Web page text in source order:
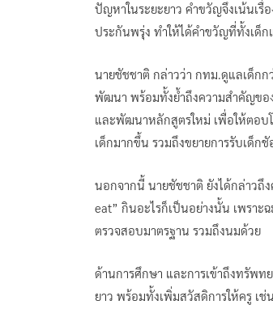
ปัญหาในระยะยาว คำขวัญจึงเน้นเรื่
ประกันพรุ่ง ทำให้ได้คำขวัญที่ทั้งเด็ก
นายชัชชาติ กล่าวว่า กทม.ดูแลเด็กก
พัฒนา พร้อมทั้งย้ำถึงความสำคัญของ
และพัฒนาหลักสูตรใหม่ เพื่อให้ตอบ
เด็กมากขึ้น รวมถึงขยายการรับเด็
นอกจากนี้ นายชัชชาติ ยังได้กล่าวถึ
eat” กินอะไรก็เป็นอย่างนั้น เพราะ
ตรวจสอบมาตรฐาน รวมถึงนมด้วย
ด้านการศึกษา และการเข้าถึงทรัพท
ยาว พร้อมทั้งเพิ่มสวัสดิการให้ครู เ